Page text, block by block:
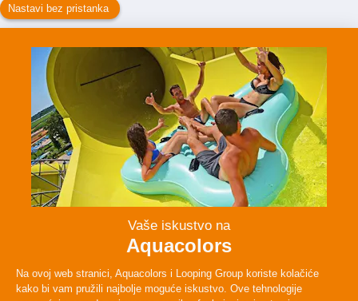
KONTAKT
Aquacolors Poreč
Molindrio 18, 52440 Poreč, Croatia
GPS: 45°11'59.2"N 13°36'20.9"E